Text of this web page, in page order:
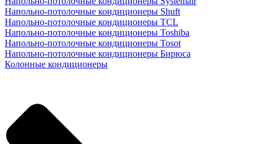
Напольно-потолочные кондиционеры Shuft
Напольно-потолочные кондиционеры TCL
Напольно-потолочные кондиционеры Toshiba
Напольно-потолочные кондиционеры Tosot
Напольно-потолочные кондиционеры Бирюса
Колонные кондиционеры